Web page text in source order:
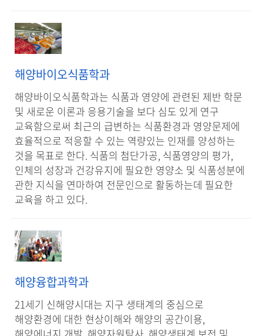
해양바이오식품학과
해양바이오식품학과는 식품과 영양에 관련된 제반 학문
및 새로운 이론과 응용기술을 보다 심도 있게 연구
교육함으로써 최근의 급변하는 식품환경과 영양문제에
효율적으로 적응할 수 있는 역량있는 인재를 양성하는
것을 목표로 한다. 식품의 첨단가공, 식품영양의 평가,
인체의 성장과 건강유지에 필요한 영양소 및 식품성분에
관한 지식을 연마하여 전문인으로 활동하는데 필요한
교육을 하고 있다.
해양융합과학과
21세기 신해양시대는 지구 생태계의 중심으로
해양환경에 대한 현상이해와 해양의 공간이용,